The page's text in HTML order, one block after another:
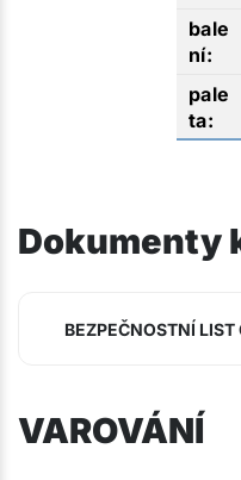
Dokumenty
BEZPEČNOSTNÍ
VAROVÁNÍ